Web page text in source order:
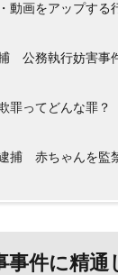
動画をアップする
公務執行妨害事
ってどんな罪？
捕 赤ちゃんを監
件に精通